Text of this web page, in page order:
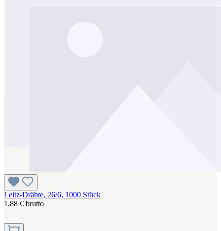
Leitz-Drähte, 26/6, 1000 Stück
1,88 € brutto